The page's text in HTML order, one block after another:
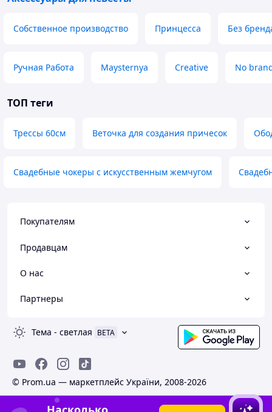
Собственное производство Принцесса Без
Ручная Работа Maysternya Creative No
ТОП теги
Трессы 60см Веточка для создания причесок
Свадебные чокеры с искусственным жемчугом
Покупателям
Продавцам
О нас
Партнеры
Тема - светлая BETA
© Prom.ua — маркетплейс України, 2008-2026